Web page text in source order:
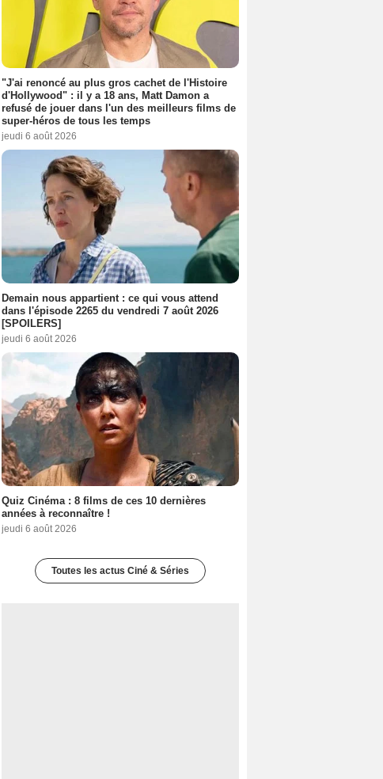
"J'ai renoncé au plus gros cachet de l'Histoire
d'Hollywood" : il y a 18 ans, Matt Damon a
refusé de jouer dans l'un des meilleurs films de
super-héros de tous les temps
jeudi 6 août 2026
Demain nous appartient : ce qui vous attend
dans l'épisode 2265 du vendredi 7 août 2026
[SPOILERS]
jeudi 6 août 2026
Quiz Cinéma : 8 films de ces 10 dernières
années à reconnaître !
jeudi 6 août 2026
Toutes les actus Ciné & Séries